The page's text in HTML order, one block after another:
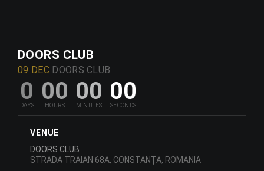
DOORS CLUB
09 DEC DOORS CLUB
0 00 00 00
VENUE
DOORS CLUB
STRADA TRAIAN 68A, CONSTANȚA, ROMANIA